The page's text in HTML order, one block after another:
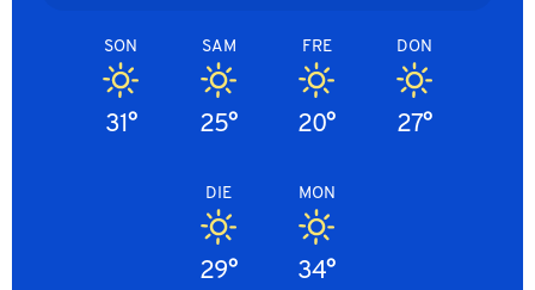
DON
27°
FRE
20°
SAM
25°
SON
31°
MON
34°
DIE
29°